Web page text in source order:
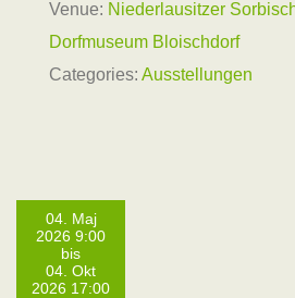
Venue: Niederlausitzer
Dorfmuseum Bloischdorf
Categories: Ausstellungen
04. Maj
2026 9:00
bis
04. Okt
2026 17:00